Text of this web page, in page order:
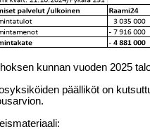
kunnan vuoden 2025
päälliköt on